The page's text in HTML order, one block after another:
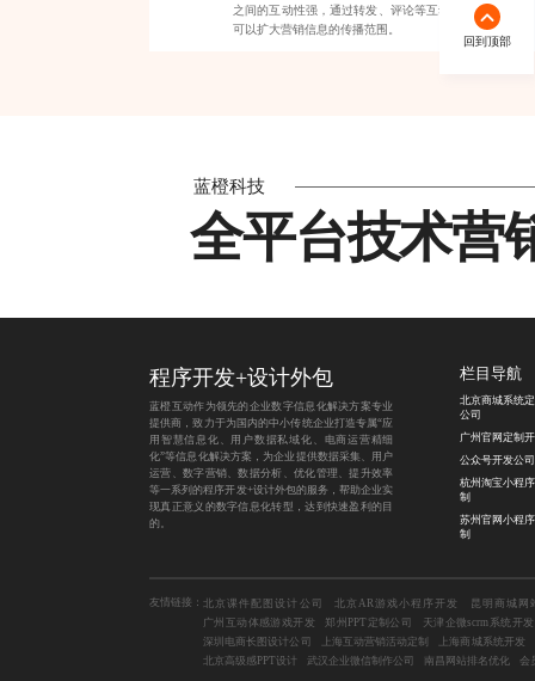
之间的互动性强，通过转发、评论等互动形式，
可以扩大营销信息的传播范围。
蓝橙科技
全平台技术营
回到顶部
程序开发+设计外包
蓝橙互动作为领先的企业数字信息化解决方案专业
提供商，致力于为国内的中小传统企业打造专属“应
用智慧信息化、用户数据私域化、电商运营精细
化”等信息化解决方案，为企业提供数据采集、用户
运营、数字营销、数据分析、优化管理、提升效率
等一系列的程序开发+设计外包的服务，帮助企业实
现真正意义的数字信息化转型，达到快速盈利的目
的。
栏目导航
北京商城系统
公司
广州官网定制
公众号开发公司
杭州淘宝小程
制
苏州官网小程
制
友情链接： 北京课件配图设计公司 北京AR游戏小程序开发
昆明商城网
广州互动体感游戏开发
郑州PPT定制公司
天津企微scrm系统开发
深圳电商长图设计公司
上海互动营销活动定制 上海商城系统开发
北京高级感PPT设计
武汉企业微信制作公司 南昌网站排名优化 会